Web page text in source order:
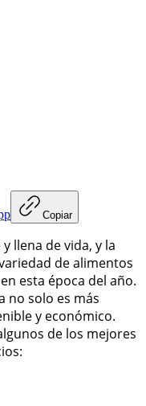
Copiar
llena de vida, y la
de alimentos
esta época del año.
no solo es más
y económico.
de los mejores